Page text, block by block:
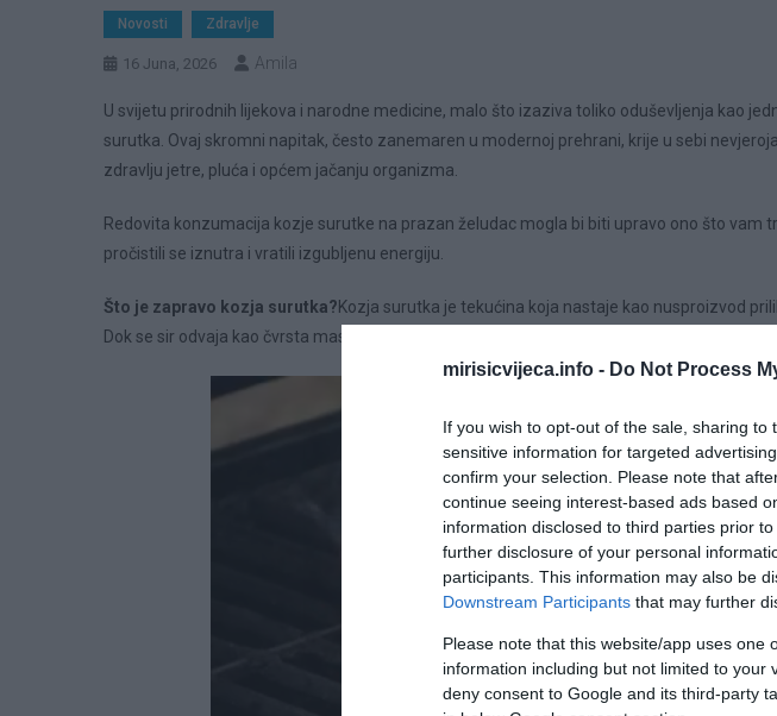
mirisicvijeca.info - Do Not Process
If you wish to opt-out of the sale, sharing
sensitive information for targeted
confirm your selection. Please note that
continue seeing interest-based ads based
information disclosed to third parties prior
further disclosure of your personal
participants. This information may also be
Downstream Participants that may further
Please note that this website/app uses
information including but not limited to your
deny consent to Google and its third-party
Novosti Zdravlje
16 Juna, 2026 Amila
U svijetu prirodnih lijekova i narodne medicine, malo što izaziva toliko oduševljenja kao
surutka. Ovaj skromni napitak, često zanemaren u modernoj prehrani, krije u sebi
zdravlju jetre, pluća i općem jačanju organizma.
Redovita konzumacija kozje surutke na prazan želudac mogla bi biti upravo ono što vam
pročistili se iznutra i vratili izgubljenu energiju.
Što je zapravo kozja surutka?Kozja surutka je tekućina koja nastaje kao nusproizvod
Dok se sir odvaja kao čvrsta masa, surutka ostaje kao bistra, blago žućkasta tekućina.